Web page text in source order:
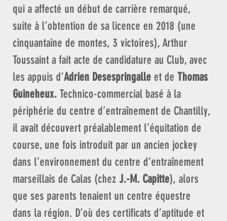
qui a affecté un début de carrière remarqué,
suite à l’obtention de sa licence en 2018 (une
cinquantaine de montes, 3 victoires), Arthur
Toussaint a fait acte de candidature au Club, avec
les appuis d’Adrien Desespringalle et de Thomas
Guineheux. Technico-commercial basé à la
périphérie du centre d’entraînement de Chantilly,
il avait découvert préalablement l’équitation de
course, une fois introduit par un ancien jockey
dans l’environnement du centre d’entraînement
marseillais de Calas (chez J.-M. Capitte), alors
que ses parents tenaient un centre équestre
dans la région. D’où des certificats d’aptitude et